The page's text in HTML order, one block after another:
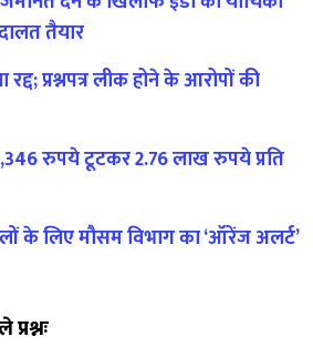
तैयार
रद्द; प्रश्नपत्र लीक होने के आरोपों की
रुपये टूटकर 2.76 लाख रुपये प्रति
के लिए मौसम विभाग का ‘ऑरेंज अलर्ट’